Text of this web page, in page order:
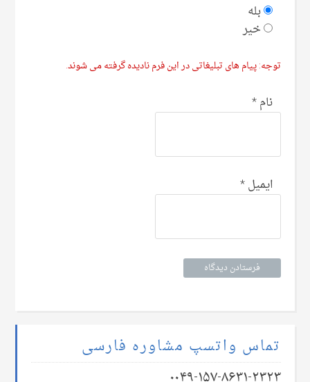
بله
خیر
توجه: پیام های تبلیغاتی در این فرم نادیده گرفته می شوند.
نام*
ایمیل*
تماس واتسپ مشاوره فارسی